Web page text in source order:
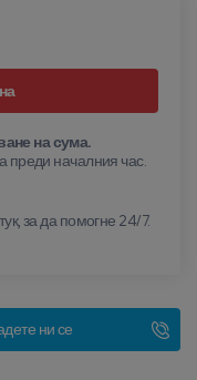
на сума.
преди началния час.
за да помогне 24/7.
ни се